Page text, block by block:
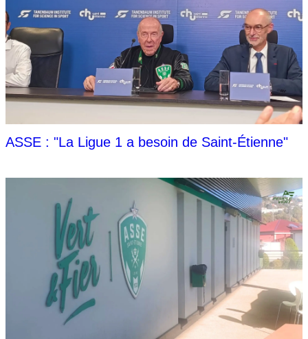
ASSE : "La Ligue 1 a besoin de Saint-Étienne"